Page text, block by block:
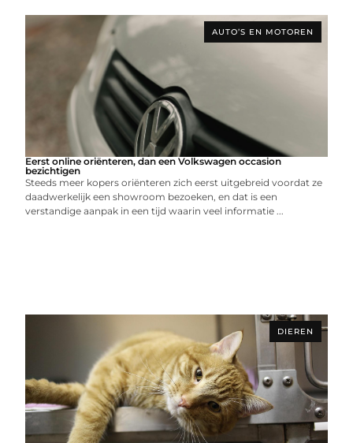
AUTO’S EN MOTOREN
Eerst online oriënteren, dan een Volkswagen occasion
bezichtigen
Steeds meer kopers oriënteren zich eerst uitgebreid voordat ze
daadwerkelijk een showroom bezoeken, en dat is een
verstandige aanpak in een tijd waarin veel informatie ...
DIEREN